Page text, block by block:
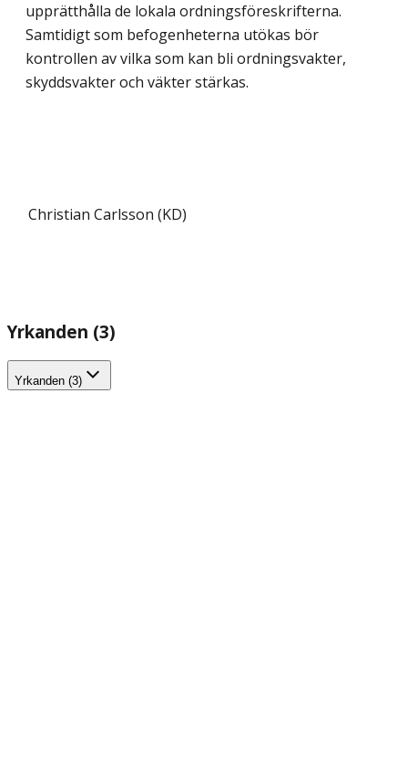
upprätthålla de lokala ordningsföre­skrifterna.
Samtidigt som befogenheterna utökas bör
kontrollen av vilka som kan bli ordningsvakter,
skyddsvakter och väkter stärkas.
Christian Carlsson (KD)
Yrkanden (3)
Yrkanden (3)